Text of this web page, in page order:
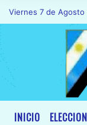
Viernes 7 de
INICIO